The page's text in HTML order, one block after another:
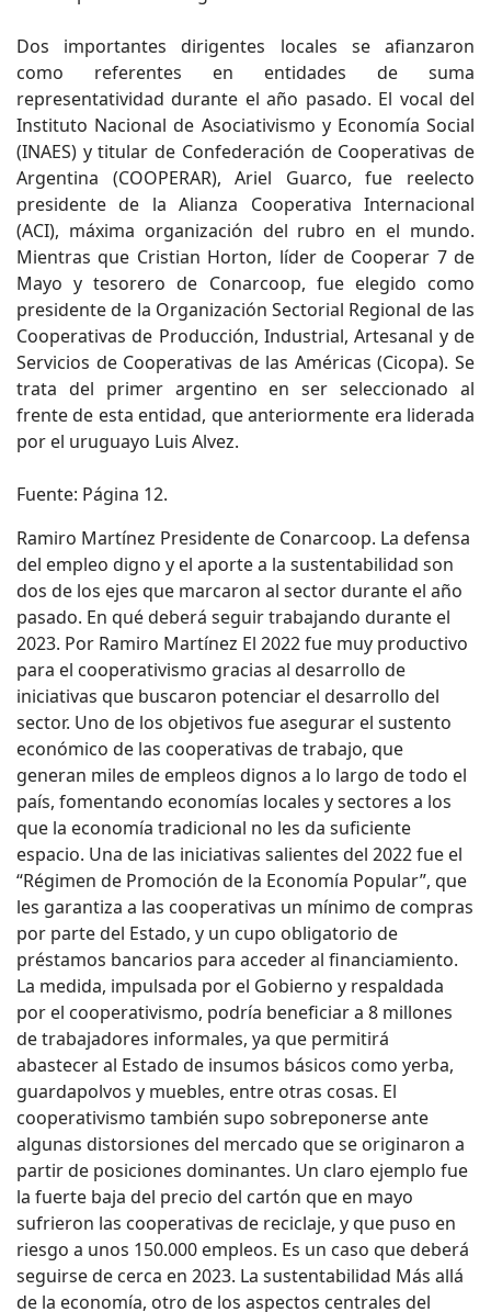
Dos importantes dirigentes locales se afianzaron
como referentes en entidades de suma
representatividad durante el año pasado. El vocal del
Instituto Nacional de Asociativismo y Economía Social
(INAES) y titular de Confederación de Cooperativas de
Argentina (COOPERAR), Ariel Guarco, fue reelecto
presidente de la Alianza Cooperativa Internacional
(ACI), máxima organización del rubro en el mundo.
Mientras que Cristian Horton, líder de Cooperar 7 de
Mayo y tesorero de Conarcoop, fue elegido como
presidente de la Organización Sectorial Regional de las
Cooperativas de Producción, Industrial, Artesanal y de
Servicios de Cooperativas de las Américas (Cicopa). Se
trata del primer argentino en ser seleccionado al
frente de esta entidad, que anteriormente era liderada
por el uruguayo Luis Alvez.
Fuente: Página 12.
Ramiro Martínez Presidente de Conarcoop. La defensa
del empleo digno y el aporte a la sustentabilidad son
dos de los ejes que marcaron al sector durante el año
pasado. En qué deberá seguir trabajando durante el
2023. Por Ramiro Martínez El 2022 fue muy productivo
para el cooperativismo gracias al desarrollo de
iniciativas que buscaron potenciar el desarrollo del
sector. Uno de los objetivos fue asegurar el sustento
económico de las cooperativas de trabajo, que
generan miles de empleos dignos a lo largo de todo el
país, fomentando economías locales y sectores a los
que la economía tradicional no les da suficiente
espacio. Una de las iniciativas salientes del 2022 fue el
“Régimen de Promoción de la Economía Popular”, que
les garantiza a las cooperativas un mínimo de compras
por parte del Estado, y un cupo obligatorio de
préstamos bancarios para acceder al financiamiento.
La medida, impulsada por el Gobierno y respaldada
por el cooperativismo, podría beneficiar a 8 millones
de trabajadores informales, ya que permitirá
abastecer al Estado de insumos básicos como yerba,
guardapolvos y muebles, entre otras cosas. El
cooperativismo también supo sobreponerse ante
algunas distorsiones del mercado que se originaron a
partir de posiciones dominantes. Un claro ejemplo fue
la fuerte baja del precio del cartón que en mayo
sufrieron las cooperativas de reciclaje, y que puso en
riesgo a unos 150.000 empleos. Es un caso que deberá
seguirse de cerca en 2023. La sustentabilidad Más allá
de la economía, otro de los aspectos centrales del